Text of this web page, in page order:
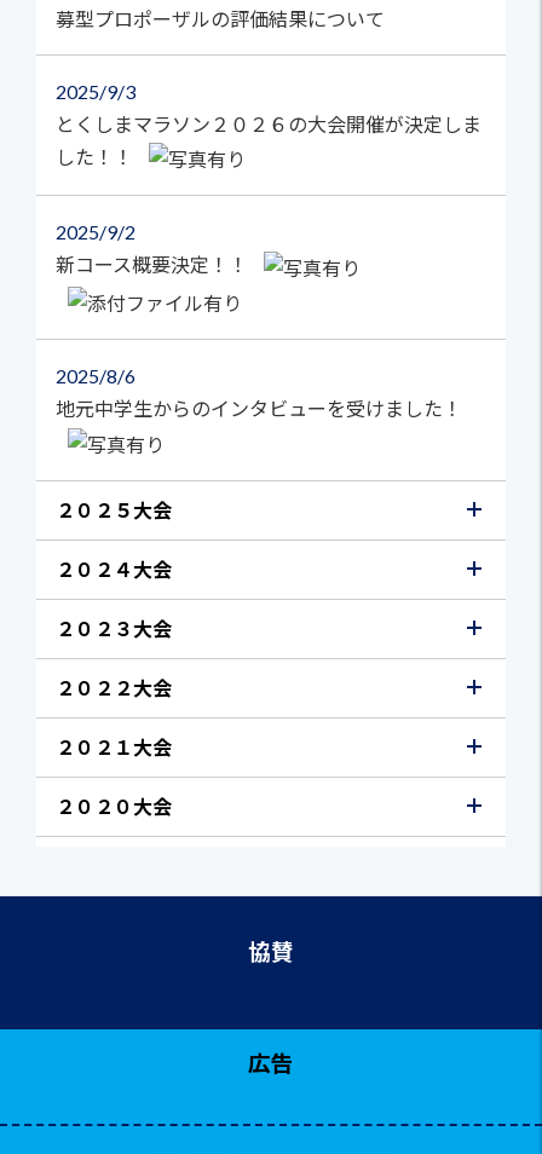
募型プロポーザルの評価結果について
2025 9/3
とくしまマラソン２０２６の大会開催が決定しま
した！！
2025 9/2
新コース概要決定！！
2025 8/6
地元中学生からのインタビューを受けました！
２０２５大会
２０２４大会
２０２３大会
２０２２大会
２０２１大会
２０２０大会
協賛
広告